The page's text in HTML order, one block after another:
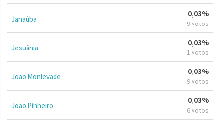
Janaúba
0,03%
9 votos
Jesuânia
0,03%
1 votos
João Monlevade
0,03%
9 votos
João Pinheiro
0,03%
6 votos